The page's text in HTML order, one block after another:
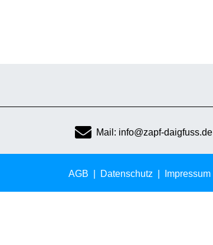
Mail: info@zapf-daigfuss.de
AGB Datenschutz Impressum